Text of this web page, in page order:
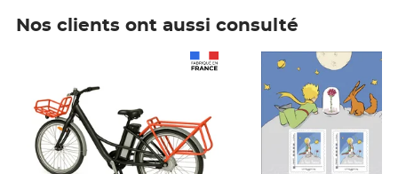
Nos clients ont aussi consulté
Prix 6,25€ HT